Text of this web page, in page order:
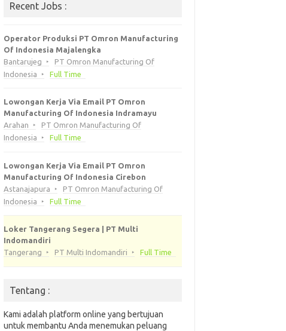
Recent Jobs :
Operator Produksi PT Omron Manufacturing
Of Indonesia Majalengka
Bantarujeg
PT Omron Manufacturing Of
Indonesia
Full Time
Lowongan Kerja Via Email PT Omron
Manufacturing Of Indonesia Indramayu
Arahan
PT Omron Manufacturing Of
Indonesia
Full Time
Lowongan Kerja Via Email PT Omron
Manufacturing Of Indonesia Cirebon
Astanajapura
PT Omron Manufacturing Of
Indonesia
Full Time
Loker Tangerang Segera | PT Multi
Indomandiri
Tangerang
PT Multi Indomandiri Full Time
Tentang :
Kami adalah platform online yang bertujuan
untuk membantu Anda menemukan peluang